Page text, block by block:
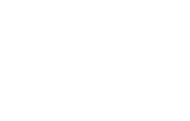
|
PodSecurity